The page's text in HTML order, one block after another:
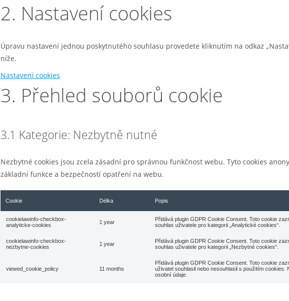
2. Nastavení cookies
Úpravu nastavení jednou poskytnutého souhlasu provedete kliknutím na odkaz
níže.
Nastavení cookies
3. Přehled souborů cookie
3.1 Kategorie: Nezbytně nutné
Nezbytné cookies jsou zcela zásadní pro správnou funkčnost webu. Tyto cookies
základní funkce a bezpečností opatření na webu.
Cookie Délka Popis
cookielawinfo-checkbox-
analyticke-cookies
1 year
Přidává plugin GDPR Cookie Consent. Toto cookie
souhlas uživatele pro kategorii „Analytické cookies“.
cookielawinfo-checkbox-
nezbytne-cookies
1 year
Přidává plugin GDPR Cookie Consent. Toto cookie
souhlas uživatele pro kategorii „Nezbytné cookies“.
viewed_cookie_policy 11 months
Přidává plugin GDPR Cookie Consent. Toto cookie
uživatel souhlasil nebo nesouhlasil s použitím cookies.
osobní údaje.